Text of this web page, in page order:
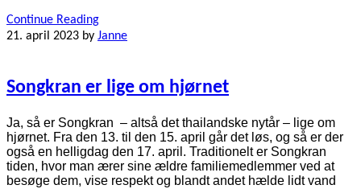
Continue Reading
21. april 2023 by Janne
Songkran er lige om hjørnet
Ja, så er Songkran – altså det thailandske nytår – lige om
hjørnet. Fra den 13. til den 15. april går det løs, og så er der
også en helligdag den 17. april. Traditionelt er Songkran
tiden, hvor man ærer sine ældre familiemedlemmer ved at
besøge dem, vise respekt og blandt andet hælde lidt vand